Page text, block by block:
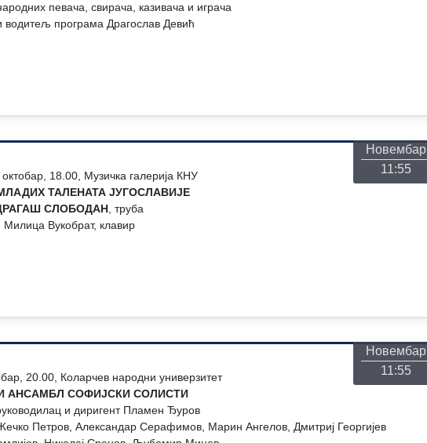
певача, свирача, казивача и играча
водитељ програма Драгослав Девић
Новембар
11:55
18.00, Музичка галерија КНУ
ТАЛЕНАТА ЈУГОСЛАВИЈЕ
СЛОБОДАН , труба
Милица Вукобрат, клавир
Новембар
11:55
20.00, Коларчев народни универзитет
АНСАМБЛ СОФИЈСКИ СОЛИСТИ
и диригент Пламен Ђуров
Петров, Александар Серафимов, Марин Ангелов, Дмитриј Георгијев